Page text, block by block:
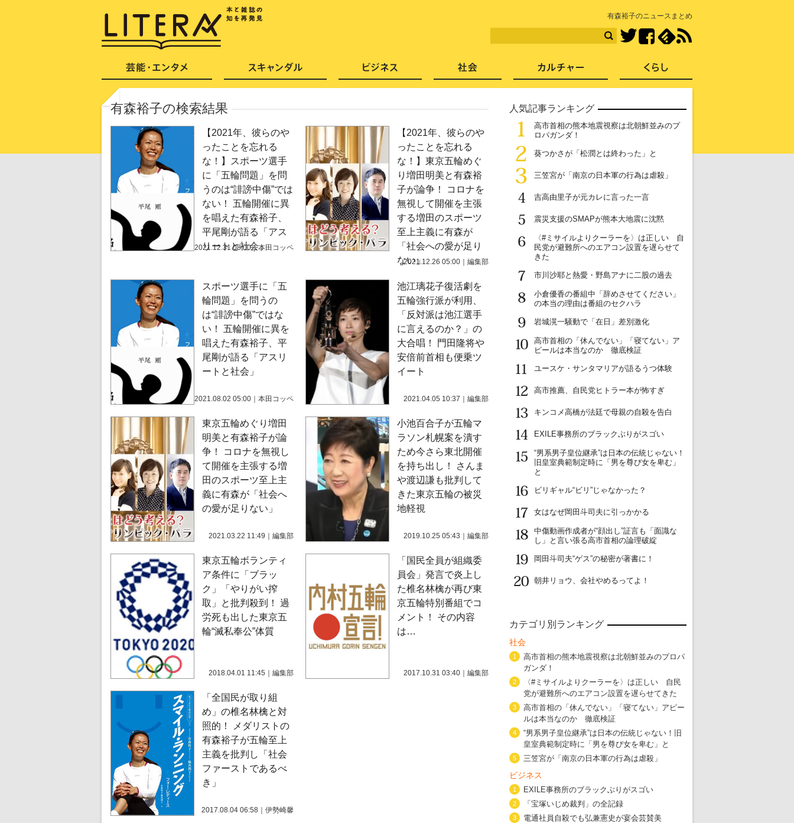
有森裕子のニュースまとめ
TwitterFacebook
有森裕子の検索結果
【2021年、彼らのや
ったことを忘れる
な！】スポーツ選手
に「五輪問題」を問
うのは“誹謗中傷”では
ない！ 五輪開催に異
を唱えた有森裕子、
平尾剛が語る「アス
リートと社会」
2021.12.31 08:00｜本田コッペ
【2021年、彼らのや
ったことを忘れる
な！】東京五輪めぐ
り増田明美と有森裕
子が論争！ コロナを
無視して開催を主張
する増田のスポーツ
至上主義に有森が
「社会への愛が足り
ない」
2021.12.26 05:00 編集部
スポーツ選手に「五
輪問題」を問うの
は“誹謗中傷”ではな
い！ 五輪開催に異を
唱えた有森裕子、平
尾剛が語る「アスリ
ートと社会」
2021.08.02 05:00 本田コッペ
池江璃花子復活劇を
五輪強行派が利用、
「反対派は池江選手
に言えるのか？」の
大合唱！ 門田隆将や
安倍前首相も便乗ツ
イート
2021.04.05 10:37 編集部
東京五輪めぐり増田
明美と有森裕子が論
争！ コロナを無視し
て開催を主張する増
田のスポーツ至上主
義に有森が「社会へ
の愛が足りない」
2021.03.22 11:49 編集部
小池百合子が五輪マ
ラソン札幌案を潰す
ため今さら東北開催
を持ち出し！ さんま
や渡辺謙も批判して
きた東京五輪の被災
地軽視
2019.10.25 05:43 編集部
東京五輪ボランティ
ア条件に「ブラッ
ク」「やりがい搾
取」と批判殺到！ 過
労死も出した東京五
輪“滅私奉公”体質
2018.04.01 11:45 編集部
「国民全員が組織委
員会」発言で炎上し
た椎名林檎が再び東
京五輪特別番組でコ
メント！ その内容
は…
2017.10.31 03:40 編集部
「全国民が取り組
め」の椎名林檎と対
照的！ メダリストの
有森裕子が五輪至上
主義を批判し「社会
ファーストであるべ
き」
2017.08.04 06:58 伊勢崎馨
人気記事ランキング
1
高市首相の熊本地震視察は北朝鮮並みのプ
ロパガンダ！
2
葵つかさが「松潤とは終わった」と
3
三笠宮が「南京の日本軍の行為は虐殺」
4
吉高由里子が元カレに言った一言
5
震災支援のSMAPが熊本大地震に沈黙
6
〈#ミサイルよりクーラーを〉は正しい 自
民党が避難所へのエアコン設置を遅らせて
きた
7
市川沙耶と熱愛・野島アナに二股の過去
8
小倉優香の番組中「辞めさせてください」
の本当の理由は番組のセクハラ
9
岩城滉一騒動で「在日」差別激化
10
高市首相の「休んでない」「寝てない」ア
ピールは本当なのか 徹底検証
11
ユースケ・サンタマリアが語るうつ体験
12
高市推薦、自民党ヒトラー本が怖すぎ
13
キンコメ高橋が法廷で母親の自殺を告白
14
EXILE事務所のブラックぶりがスゴい
15
“男系男子皇位継承”は日本の伝統じゃない！
旧皇室典範制定時に「男を尊び女を卑む」
と
16
ビリギャル“ビリ”じゃなかった？
17
女はなぜ岡田斗司夫に引っかかる
18
中傷動画作成者が“顔出し”証言も「面識な
し」と言い張る高市首相の論理破綻
19
岡田斗司夫“ゲス”の秘密が著書に！
20
朝井リョウ、会社やめるってよ！
カテゴリ別ランキング
社会
1
高市首相の熊本地震視察は北朝鮮並みのプロパ
ガンダ！
2
〈#ミサイルよりクーラーを〉は正しい 自民
党が避難所へのエアコン設置を遅らせてきた
3
高市首相の「休んでない」「寝てない」アピー
ルは本当なのか 徹底検証
4
“男系男子皇位継承”は日本の伝統じゃない！旧
皇室典範制定時に「男を尊び女を卑む」と
5 三笠宮が「南京の日本軍の行為は虐殺」
ビジネス
1 EXILE事務所のブラックぶりがスゴい
2 「宝塚いじめ裁判」の全記録
3 電通社員自殺でも弘兼憲史が宴会芸賛美
芸能・エンタメ スキャンダル 社会